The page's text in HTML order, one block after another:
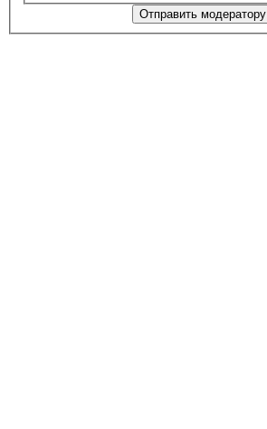
Отправить модератору